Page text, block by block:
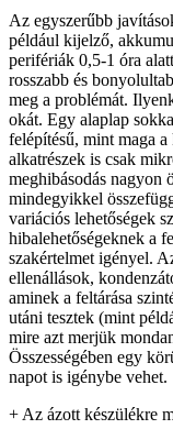
Az egyszerűbb
például kijelző,
perifériák 0,5-1 óra
rosszabb és
meg a problémát.
okát. Egy alaplap
felépítésű, mint maga
alkatrészek is csak
meghibásodás nagyon
mindegyikkel
variációs lehetőségek
hibalehetőségeknek a
szakértelmet igényel.
ellenállások,
aminek a feltárása
utáni tesztek (mint
mire azt merjük
Összességében egy
napot is igénybe vehet.
+ Az ázott készülékre